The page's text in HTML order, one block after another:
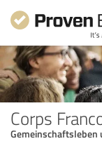
Corps
Gemeinschaftsleben